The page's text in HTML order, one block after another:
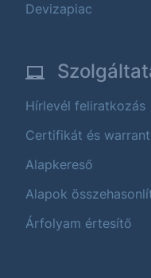
Devizapiac
Hírlevél feliratkozás
Certifikát és
Alapkereső
Alapok
Árfolyam értesítő